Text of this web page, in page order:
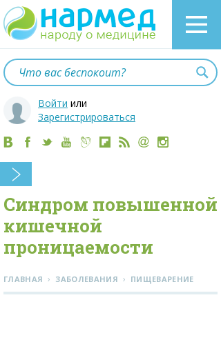
Войти или
Зарегистрироваться
Синдром повышенной
кишечной
проницаемости
ГЛАВНАЯ › ЗАБОЛЕВАНИЯ › ПИЩЕВАРЕНИЕ